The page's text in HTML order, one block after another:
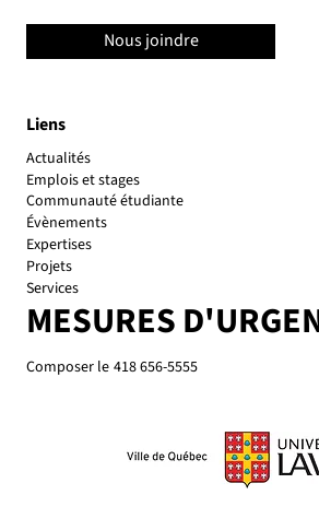
Liens
Actualités
Emplois et stages
Communauté étudiante
Évènements
Expertises
Projets
Services
MESURES
Composer le 418 656-5555
Nous joindre